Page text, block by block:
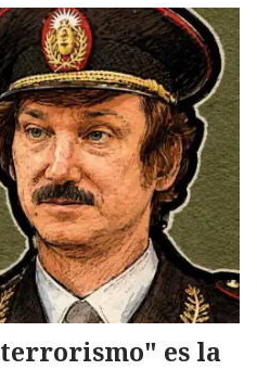
es la